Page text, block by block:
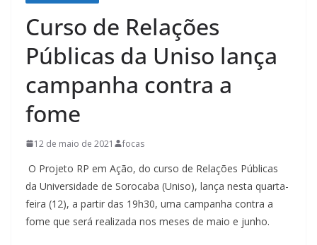
Curso de Relações
Públicas da Uniso lança
campanha contra a
fome
12 de maio de 2021 focas
O Projeto RP em Ação, do curso de Relações Públicas
da Universidade de Sorocaba (Uniso), lança nesta quarta-
feira (12), a partir das 19h30, uma campanha contra a
fome que será realizada nos meses de maio e junho.